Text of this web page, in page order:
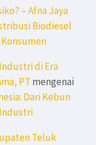
– Afna Jaya
Biodiesel
di Era
PT mengenai
Dari Kebun
Teluk